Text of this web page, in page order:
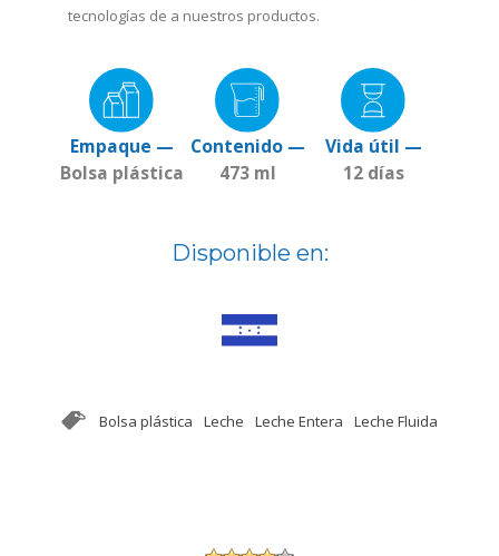
tecnologías de a nuestros productos.
Empaque —
Bolsa plástica
Contenido —
473 ml
Vida útil —
12 días
Disponible en:
Bolsa plástica Leche Leche Entera Leche Fluida